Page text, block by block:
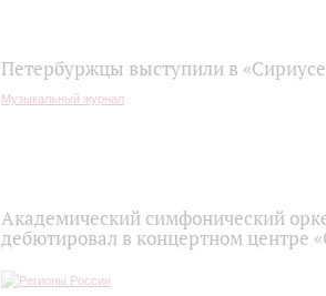
Петербуржцы выступили в
Музыкальный журнал
Академический симфонический
дебютировал в концертном центре